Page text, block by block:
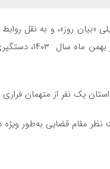
«بیان روز»، و به نقل
نفر در
یک نفر از متهمان
مقام قضایی به‌طور